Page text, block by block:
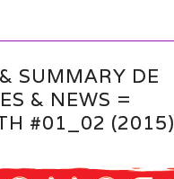
SUMMARY DE
& NEWS =
#01_02 (2015)